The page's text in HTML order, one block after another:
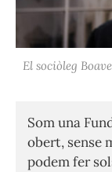
El sociòleg
Som una
obert, sense
podem fer